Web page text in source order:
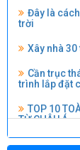
TCVN
(download)
trời
trình lắp đặt
TỪ CHÂU Á
TOP 10